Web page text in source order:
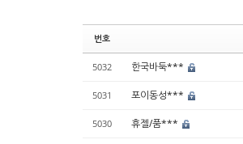
번호
5032 한국바둑***
5031 포이동성***
5030 휴젤/품***